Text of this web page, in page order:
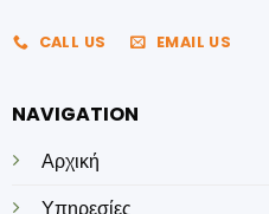
CALL US EMAIL US
NAVIGATION
Αρχική